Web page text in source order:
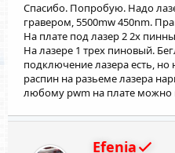
Спасибо. Попробую. Надо
гравером, 5500mw 450nm.
На плате под лазер 2 2х
На лазере 1 трех пиновый.
подключение лазера есть, но
распин на разьеме лазера
любому pwm на плате можно
Efenia